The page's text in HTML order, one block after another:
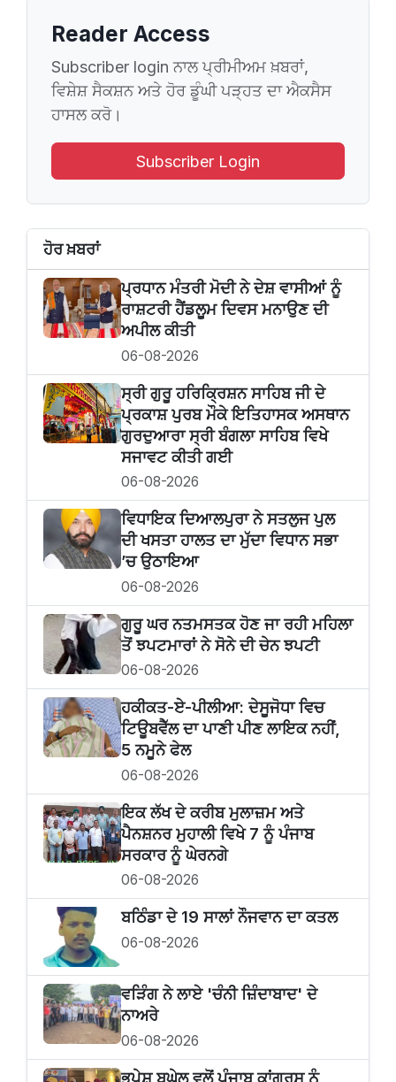
Reader Access
Subscriber login ਨਾਲ ਪ੍ਰੀਮੀਅਮ ਖ਼ਬਰਾਂ,
ਵਿਸ਼ੇਸ਼ ਸੈਕਸ਼ਨ ਅਤੇ ਹੋਰ ਡੂੰਘੀ ਪੜ੍ਹਤ ਦਾ ਐਕਸੈਸ
ਹਾਸਲ ਕਰੋ।
Subscriber Login
ਹੋਰ ਖ਼ਬਰਾਂ
ਪ੍ਰਧਾਨ ਮੰਤਰੀ ਮੋਦੀ ਨੇ ਦੇਸ਼ ਵਾਸੀਆਂ ਨੂੰ
ਰਾਸ਼ਟਰੀ ਹੈਂਡਲੂਮ ਦਿਵਸ ਮਨਾਉਣ ਦੀ
ਅਪੀਲ ਕੀਤੀ
06-08-2026
ਸ੍ਰੀ ਗੁਰੂ ਹਰਿਕ੍ਰਿਸ਼ਨ ਸਾਹਿਬ ਜੀ ਦੇ
ਪ੍ਰਕਾਸ਼ ਪੁਰਬ ਮੌਕੇ ਇਤਿਹਾਸਕ ਅਸਥਾਨ
ਗੁਰਦੁਆਰਾ ਸ੍ਰੀ ਬੰਗਲਾ ਸਾਹਿਬ ਵਿਖੇ
ਸਜਾਵਟ ਕੀਤੀ ਗਈ
06-08-2026
ਵਿਧਾਇਕ ਦਿਆਲਪੁਰਾ ਨੇ ਸਤਲੁਜ ਪੁਲ
ਦੀ ਖਸਤਾ ਹਾਲਤ ਦਾ ਮੁੱਦਾ ਵਿਧਾਨ ਸਭਾ
’ਚ ਉਠਾਇਆ
06-08-2026
ਗੁਰੂ ਘਰ ਨਤਮਸਤਕ ਹੋਣ ਜਾ ਰਹੀ ਮਹਿਲਾ
ਤੋਂ ਝਪਟਮਾਰਾਂ ਨੇ ਸੋਨੇ ਦੀ ਚੇਨ ਝਪਟੀ
06-08-2026
ਹਕੀਕਤ-ਏ-ਪੀਲੀਆ: ਦੇਸੂਜੋਧਾ ਵਿਚ
ਟਿਊਬਵੈੱਲ ਦਾ ਪਾਣੀ ਪੀਣ ਲਾਇਕ ਨਹੀਂ,
5 ਨਮੂਨੇ ਫੇਲ
06-08-2026
ਇਕ ਲੱਖ ਦੇ ਕਰੀਬ ਮੁਲਾਜ਼ਮ ਅਤੇ
ਪੈਨਸ਼ਨਰ ਮੁਹਾਲੀ ਵਿਖੇ 7 ਨੂੰ ਪੰਜਾਬ
ਸਰਕਾਰ ਨੂੰ ਘੇਰਨਗੇ
06-08-2026
ਬਠਿੰਡਾ ਦੇ 19 ਸਾਲਾਂ ਨੌਜਵਾਨ ਦਾ ਕਤਲ
06-08-2026
ਵੜਿੰਗ ਨੇ ਲਾਏ 'ਚੰਨੀ ਜ਼ਿੰਦਾਬਾਦ' ਦੇ
ਨਾਅਰੇ
06-08-2026
ਭੂਪੇਸ਼ ਬਘੇਲ ਵਲੋਂ ਪੰਜਾਬ ਕਾਂਗਰਸ ਨੂੰ